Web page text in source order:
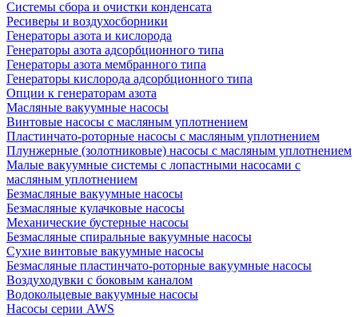
Системы сбора и очистки конденсата
Ресиверы и воздухосборники
Генераторы азота и кислорода
Генераторы азота адсорбционного типа
Генераторы азота мембранного типа
Генераторы кислорода адсорбционного типа
Опции к генераторам азота
Масляные вакуумные насосы
Винтовые насосы с масляным уплотнением
Пластинчато-роторные насосы с масляным уплотнением
Плунжерные (золотниковые) насосы с масляным уплотнением
Малые вакуумные системы с лопастными насосами с
масляным уплотнением
Безмасляные вакуумные насосы
Безмасляные кулачковые насосы
Механические бустерные насосы
Безмасляные спиральные вакуумные насосы
Сухие винтовые вакуумные насосы
Безмасляные пластинчато-роторные вакуумные насосы
Воздуходувки с боковым каналом
Водокольцевые вакуумные насосы
Насосы серии AWS